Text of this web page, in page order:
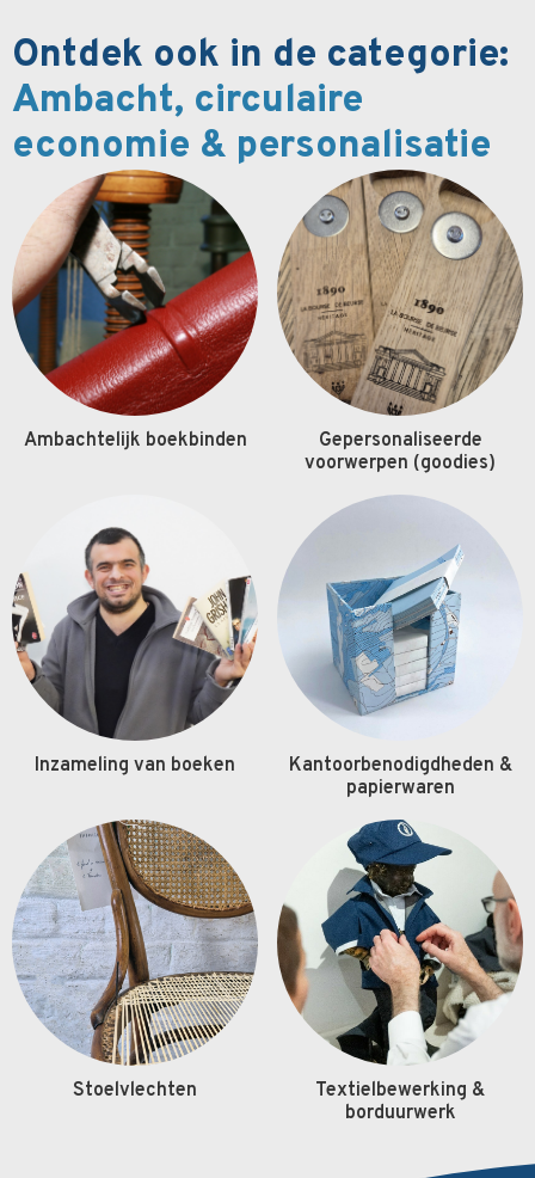
Ontdek ook in de categorie:
Ambacht, circulaire
economie & personalisatie
Ambachtelijk boekbinden
Gepersonaliseerde
voorwerpen (goodies)
Inzameling van boeken
Kantoorbenodigdheden &
papierwaren
Stoelvlechten
Textielbewerking &
borduurwerk